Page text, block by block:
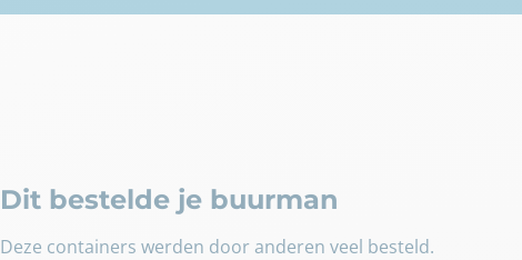
Dit bestelde je buurman
Deze containers werden door anderen veel besteld.